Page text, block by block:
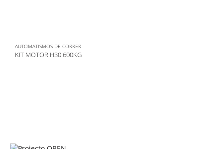
AUTOMATISMOS DE CORRER
KIT MOTOR H30 600KG